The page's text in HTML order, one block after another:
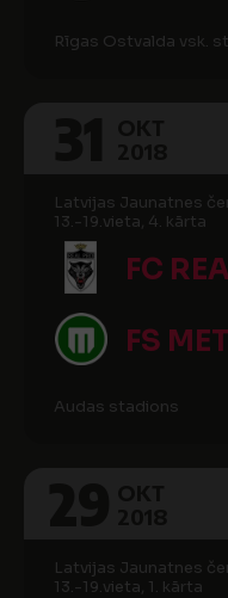
Rīgas Ostvalda vsk.
Latvijas Jaunatnes
13.-19.vieta, 4. kārta
FC
FS
Audas stadions
Latvijas Jaunatnes
13.-19.vieta, 1. kārta